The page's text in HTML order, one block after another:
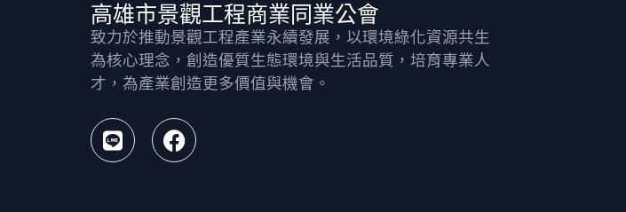
高雄市景觀工程商業同業公會
致力於推動景觀工程產業永續發展，以環境綠化資源共生
為核心理念，創造優質生態環境與生活品質，培育專業人
才，為產業創造更多價值與機會。